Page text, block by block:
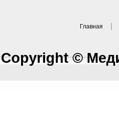
Главная
Copyright ©